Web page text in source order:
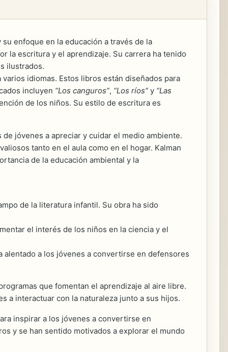
enfoque en la educación a través de la
la escritura y el aprendizaje. Su carrera ha tenido
ilustrados.
idiomas. Estos libros están diseñados para
incluyen “Los canguros”, “Los ríos” y “Las
de los niños. Su estilo de escritura es
jóvenes a apreciar y cuidar el medio ambiente.
tanto en el aula como en el hogar. Kalman
de la educación ambiental y la
de la literatura infantil. Su obra ha sido
el interés de los niños en la ciencia y el
a los jóvenes a convertirse en defensores
que fomentan el aprendizaje al aire libre.
a interactuar con la naturaleza junto a sus hijos.
inspirar a los jóvenes a convertirse en
y se han sentido motivados a explorar el mundo